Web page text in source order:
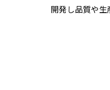
開発し品質や生